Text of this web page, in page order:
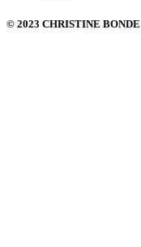
© 2023 CHRISTINE